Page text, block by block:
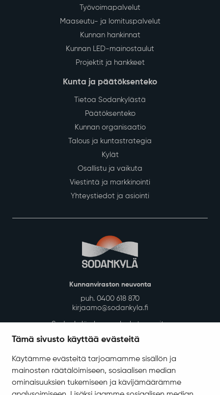
Tämä sivusto käyttää evästeitä
Käytämme evästeitä tarjoamamme sisällön ja
mainosten räätälöimiseen, sosiaalisen median
ominaisuuksien tukemiseen ja kävijämäärämme
Työvoimapalvelut
Maaseutu- ja lomituspalvelut
Kunnan hankinnat
Kunnan LED-mainostaulut
Projektit ja hankkeet
Kunta ja päätöksenteko
Tietoa Sodankylästä
Päätöksenteko
Kunnan organisaatio
Talous ja kuntastrategia
Kylät
Osallistu ja vaikuta
Viestintä ja markkinointi
Yhteystiedot ja asiointi
Kunnanviraston neuvonta
puh. 0400 618 870
kirjaamo@sodankyla.fi
Sodankylän kunnan laskutusosoite
Tietosuoja
Saavutettavuus
Asiakirjajulkisuuskuvaus
Evästeiden hallinta